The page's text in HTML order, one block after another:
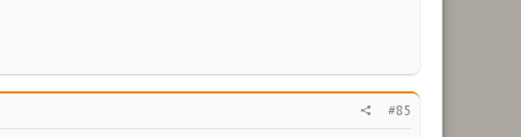
#85